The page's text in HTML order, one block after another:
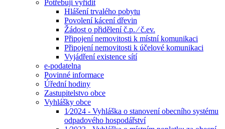
Potřebuji vyřídit
Hlášení trvalého pobytu
Povolení kácení dřevin
Žádost o přidělení č.p. ⁄ č.ev.
Připojení nemovitosti k místní komunikaci
Připojení nemovitosti k účelové komunikaci
Vyjádření existence sítí
e-podatelna
Povinné informace
Úřední hodiny
Zastupitelstvo obce
Vyhlášky obce
1⁄2024 - Vyhláška o stanovení obecního systému
odpadového hospodářství